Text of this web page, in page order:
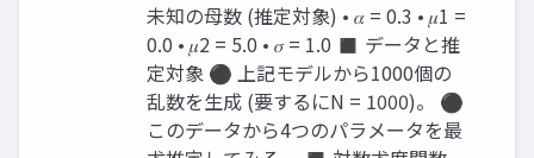
未知の母数 (推定対象) • 𝛼 = 0.3 • 𝜇1 =
0.0 • 𝜇2 = 5.0 • 𝜎 = 1.0 ◼ データと推
定対象 ⚫ 上記モデルから1000個の
乱数を生成 (要するにN = 1000)。 ⚫
このデータから4つのパラメータを最